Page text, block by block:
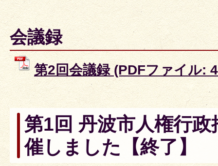
会議録
第2回会議録 (PDFファイル:
第1回 丹波市人権行
催しました【終了】